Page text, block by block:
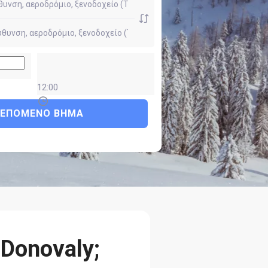
12:00
ΕΠΌΜΕΝΟ ΒΉΜΑ